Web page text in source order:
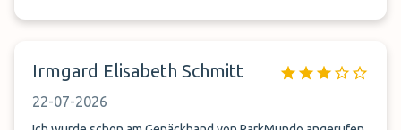
Irmgard Elisabeth Schmitt
22-07-2026